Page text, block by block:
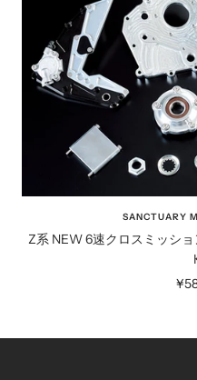
格
SANCTUARY
Z系 NEW 6速クロスミッシ
セ